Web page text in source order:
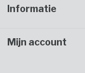
Informatie
Mijn account